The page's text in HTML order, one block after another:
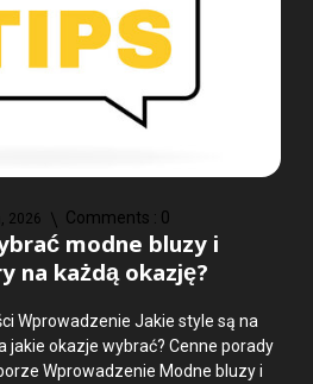
2026 Comments : 0
modne bluzy i
na każdą okazję?
Wprowadzenie Jakie style są na
jakie okazje wybrać? Cenne porady
Wprowadzenie Modne bluzy i